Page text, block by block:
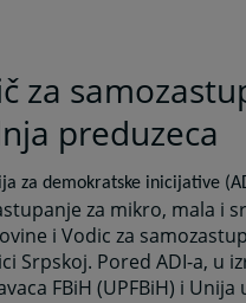
za
preduzeca
za demokratske inicijative
za mikro, mala i
i Vodic za
Srpskoj. Pored ADI-a, u
FBiH (UPFBiH) i